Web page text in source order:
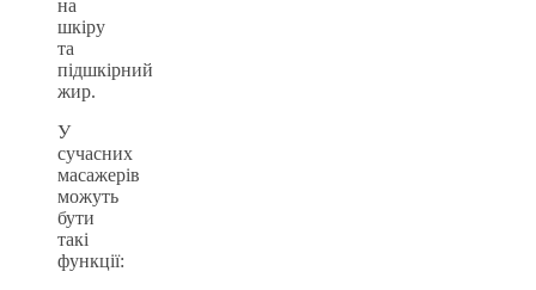
на
шкіру
та
підшкірний
жир.
У
сучасних
масажерів
можуть
бути
такі
функції: